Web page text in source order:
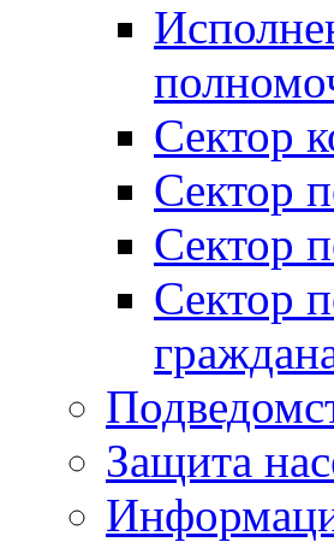
Сектор
Сектор
Сектор
Сектор
Защита